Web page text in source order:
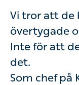
Vi tror att de
övertygade
Inte för att
det.
Som chef på